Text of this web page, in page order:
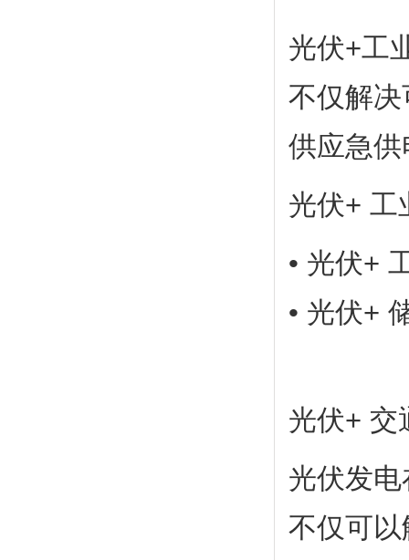
光伏+工
不仅解
供应急
光伏+ 工
• 光伏+
• 光伏+
光伏+ 交
光伏发
不仅可